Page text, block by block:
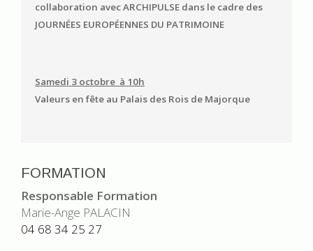
collaboration avec ARCHIPULSE dans le cadre des
JOURNÉES EUROPÉENNES DU PATRIMOINE
Samedi 3 octobre à 10h
Valeurs en fête au Palais des Rois de Majorque
FORMATION
Responsable Formation
Marie-Ange PALACIN
04 68 34 25 27